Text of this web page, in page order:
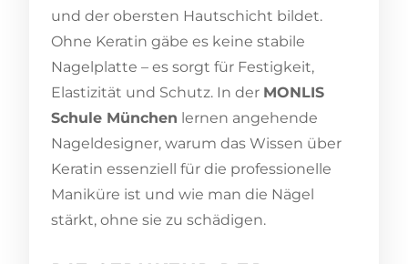
und der obersten Hautschicht bildet.
Ohne Keratin gäbe es keine stabile
Nagelplatte – es sorgt für Festigkeit,
Elastizität und Schutz. In der MONLIS
Schule München lernen angehende
Nageldesigner, warum das Wissen über
Keratin essenziell für die professionelle
Maniküre ist und wie man die Nägel
stärkt, ohne sie zu schädigen.